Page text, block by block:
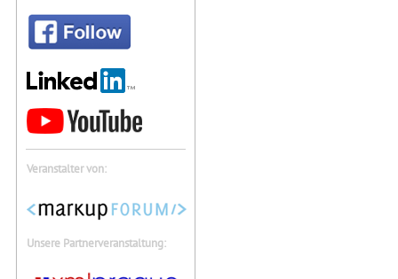
Veranstalter von:
Unsere Partnerveranstaltung: